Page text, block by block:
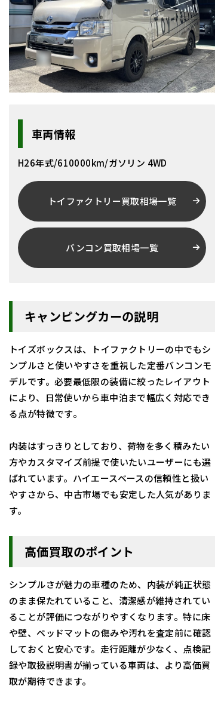
車両情報
H26年式/610000km/ガソリン 4WD
トイファクトリー買取相場一覧
バンコン買取相場一覧
キャンピングカーの説明
トイズボックスは、トイファクトリーの中でもシ
ンプルさと使いやすさを重視した定番バンコンモ
デルです。必要最低限の装備に絞ったレイアウト
により、日常使いから車中泊まで幅広く対応でき
る点が特徴です。
内装はすっきりとしており、荷物を多く積みたい
方やカスタマイズ前提で使いたいユーザーにも選
ばれています。ハイエースベースの信頼性と扱い
やすさから、中古市場でも安定した人気がありま
す。
高価買取のポイント
シンプルさが魅力の車種のため、内装が純正状態
のまま保たれていること、清潔感が維持されてい
ることが評価につながりやすくなります。特に床
や壁、ベッドマットの傷みや汚れを査定前に確認
しておくと安心です。走行距離が少なく、点検記
録や取扱説明書が揃っている車両は、より高価買
取が期待できます。